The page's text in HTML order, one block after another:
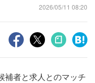
2026/05/11 08:20
補者と求人とのマッチ